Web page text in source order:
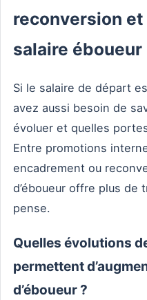
reconversion
salaire éboueur
Si le salaire de départ
avez aussi besoin de
évoluer et quelles
Entre promotions
encadrement ou
d’éboueur offre plus de
pense.
Quelles évolutions
permettent
d’éboueur ?